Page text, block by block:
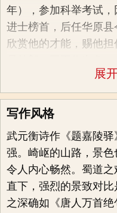
的时候与当时的美女
爱慕薛涛的白居易心
一诗： 麻衣如雪一枝
丽的白衣女子，对她
的才女让诗人神往，
梅一样纯洁无暇。她的
中，他仿佛看到这一
边，走进一群穿着红色
神韵，炫人眼目，就
朵亭亭玉立的白莲。
自然妙不可言。武元衡
年），参加科举考试
进士榜首，后任华原
欣赏他的才能，赐他
中，可参政议事，发
年），武元衡迁升御
事、举劾案章之事，常
铁血宰相
永贞元年（公元805年
锐、政治出现危机。
派人游说元衡加入朋党
展
写作风格
武元衡诗作《题嘉陵
强。崎岖的山路，景色
令人内心畅然。蜀道
直下，强烈的景致对
之深确如《唐人万首